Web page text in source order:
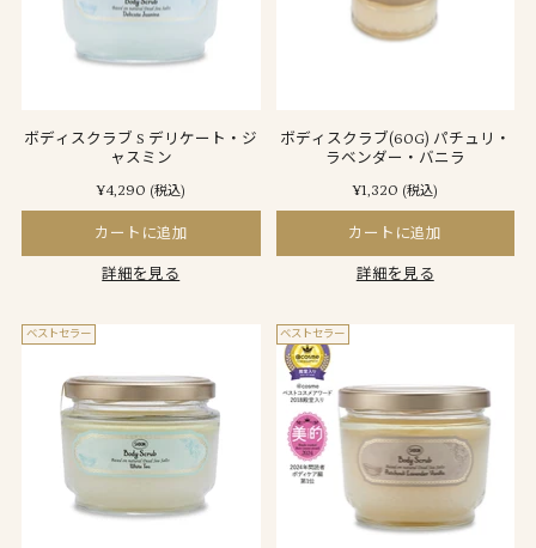
ボディスクラブ S デリケート・ジ
ャスミン
¥4,290 (税込)
カートに追加
詳細を見る
ボディスクラブ(60G) パチュリ・
ラベンダー・バニラ
¥1,320 (税込)
カートに追加
詳細を見る
ベストセラー ベストセラー